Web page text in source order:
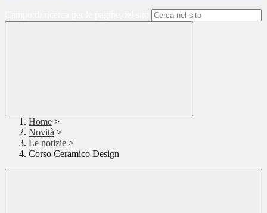
Home >
Novità >
Le notizie >
Corso Ceramico Design